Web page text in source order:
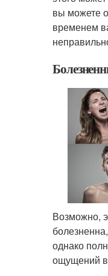
вы можете
временем
Возможно,
однако
ощущений